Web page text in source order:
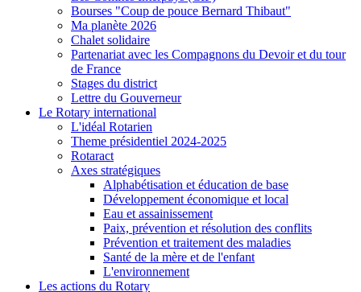
Bourses "Coup de pouce Bernard Thibaut"
Ma planète 2026
Chalet solidaire
Partenariat avec les Compagnons du Devoir et du tour
de France
Stages du district
Lettre du Gouverneur
Le Rotary international
L'idéal Rotarien
Theme présidentiel 2024-2025
Rotaract
Axes stratégiques
Alphabétisation et éducation de base
Développement économique et local
Eau et assainissement
Paix, prévention et résolution des conflits
Prévention et traitement des maladies
Santé de la mère et de l'enfant
L'environnement
Les actions du Rotary